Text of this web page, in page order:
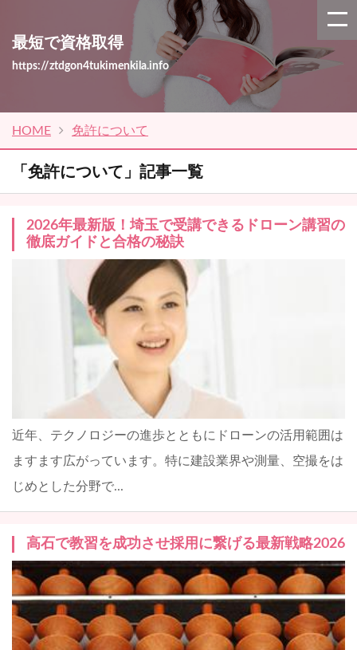
最短で資格取得
https://ztdgon4tukimenkila.info
HOME 免許について
「免許について」記事一覧
2026年最新版！埼玉で受講できるドローン講習の
徹底ガイドと合格の秘訣
近年、テクノロジーの進歩とともにドローンの活用範囲は
ますます広がっています。特に建設業界や測量、空撮をは
じめとした分野で...
高石で教習を成功させ採用に繋げる最新戦略2026